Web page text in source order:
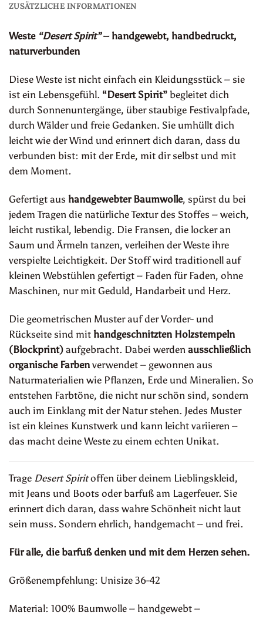
ZUSÄTZLICHE INFORMATIONEN
Weste “Desert Spirit”– handgewebt, handbedruckt,
naturverbunden
Diese Weste ist nicht einfach ein Kleidungsstück – sie
ist ein Lebensgefühl. “Desert Spirit” begleitet dich
durch Sonnenuntergänge, über staubige Festivalpfade,
durch Wälder und freie Gedanken. Sie umhüllt dich
leicht wie der Wind und erinnert dich daran, dass du
verbunden bist: mit der Erde, mit dir selbst und mit
dem Moment.
Gefertigt aus handgewebter Baumwolle, spürst du bei
jedem Tragen die natürliche Textur des Stoffes – weich,
leicht rustikal, lebendig. Die Fransen, die locker an
Saum und Ärmeln tanzen, verleihen der Weste ihre
verspielte Leichtigkeit. Der Stoff wird traditionell auf
kleinen Webstühlen gefertigt – Faden für Faden, ohne
Maschinen, nur mit Geduld, Handarbeit und Herz.
Die geometrischen Muster auf der Vorder- und
Rückseite sind mit handgeschnitzten Holzstempeln
(Blockprint) aufgebracht. Dabei werden ausschließlich
organische Farben verwendet – gewonnen aus
Naturmaterialien wie Pflanzen, Erde und Mineralien. So
entstehen Farbtöne, die nicht nur schön sind, sondern
auch im Einklang mit der Natur stehen. Jedes Muster
ist ein kleines Kunstwerk und kann leicht variieren –
das macht deine Weste zu einem echten Unikat.
Trage Desert Spiritoffen über deinem Lieblingskleid,
mit Jeans und Boots oder barfuß am Lagerfeuer. Sie
erinnert dich daran, dass wahre Schönheit nicht laut
sein muss. Sondern ehrlich, handgemacht – und frei.
Für alle, die barfuß denken und mit dem Herzen sehen.
Größenempfehlung: Unisize 36-42
Material: 100% Baumwolle – handgewebt –